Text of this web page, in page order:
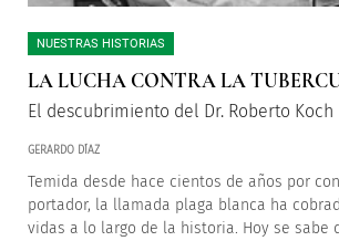
NUESTRAS HISTORIAS
LA LUCHA CONTRA LA
El descubrimiento del Dr. Roberto Koch
GERARDO DÍAZ
Temida desde hace cientos de años por
portador, la llamada plaga blanca ha
vidas a lo largo de la historia. Hoy se sabe